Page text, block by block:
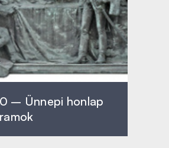
– Ünnepi honlap